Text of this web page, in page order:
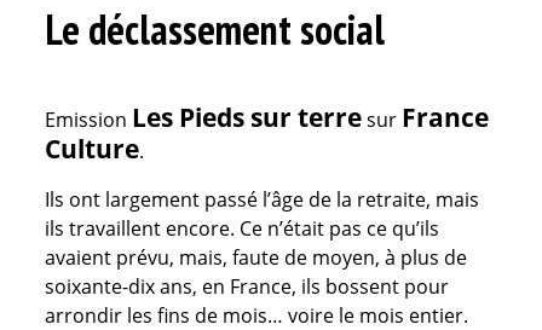
Le déclassement social
Emission Les Pieds sur terresur France
Culture.
Ils ont largement passé l’âge de la retraite, mais
ils travaillent encore. Ce n’était pas ce qu’ils
avaient prévu, mais, faute de moyen, à plus de
soixante-dix ans, en France, ils bossent pour
arrondir les fins de mois… voire le mois entier.